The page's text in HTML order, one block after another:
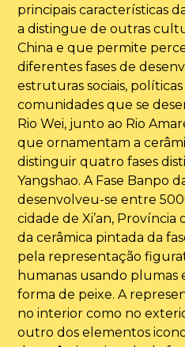
principais características
a distingue de outras
China e que permite
diferentes fases de
estruturas sociais,
comunidades que se
Rio Wei, junto ao Rio
que ornamentam a
distinguir quatro fases
Yangshao. A Fase Banpo
desenvolveu-se entre
cidade de Xi’an, Província
da cerâmica pintada da
pela representação
humanas usando plumas
forma de peixe. A
no interior como no
outro dos elementos